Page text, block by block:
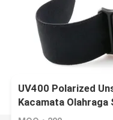
UV400 Polarized
Kacamata Olahraga